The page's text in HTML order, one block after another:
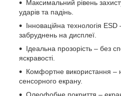
Максимальний рівень
ударів та падінь.
Інноваційна технологія
забруднень на дисплеї.
Ідеальна прозорість – без
яскравості.
Комфортне використання –
сенсорного екрану.